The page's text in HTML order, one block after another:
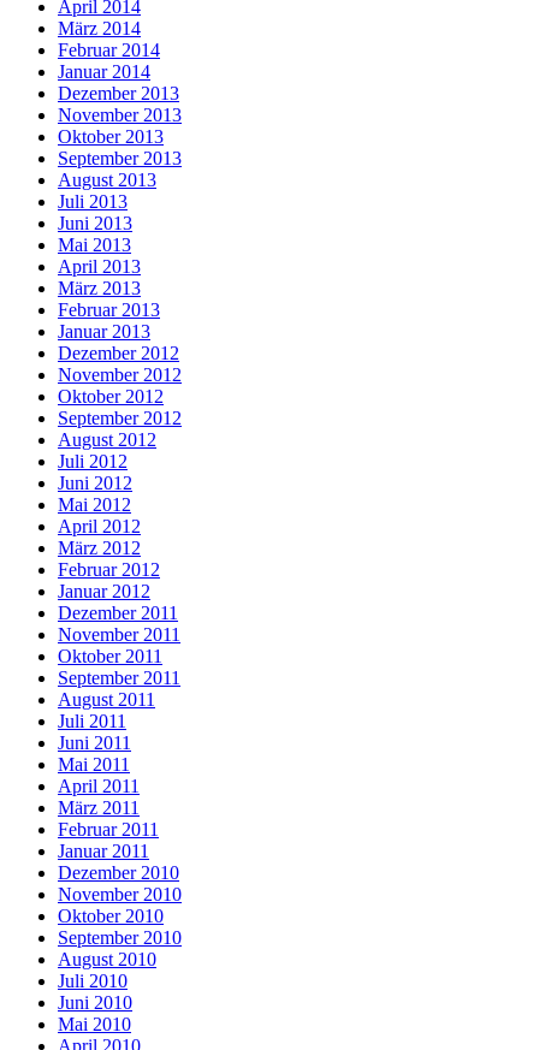
April 2014
März 2014
Februar 2014
Januar 2014
Dezember 2013
November 2013
Oktober 2013
September 2013
August 2013
Juli 2013
Juni 2013
Mai 2013
April 2013
März 2013
Februar 2013
Januar 2013
Dezember 2012
November 2012
Oktober 2012
September 2012
August 2012
Juli 2012
Juni 2012
Mai 2012
April 2012
März 2012
Februar 2012
Januar 2012
Dezember 2011
November 2011
Oktober 2011
September 2011
August 2011
Juli 2011
Juni 2011
Mai 2011
April 2011
März 2011
Februar 2011
Januar 2011
Dezember 2010
November 2010
Oktober 2010
September 2010
August 2010
Juli 2010
Juni 2010
Mai 2010